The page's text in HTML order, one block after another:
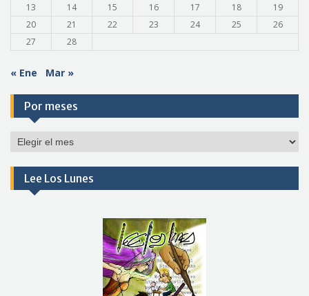
13 14 15 16 17 18
19
20
21 22 23 24 25
26
27
28
« Ene Mar »
Por meses
Por
Lee Los Lunes